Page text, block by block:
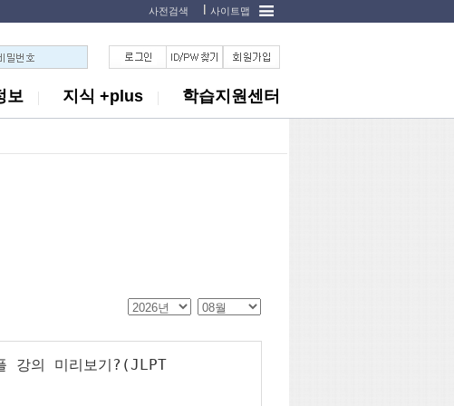
사전검색 사이트맵
보 지식 +plus 학습지원센터
강의 미리보기?(JLPT